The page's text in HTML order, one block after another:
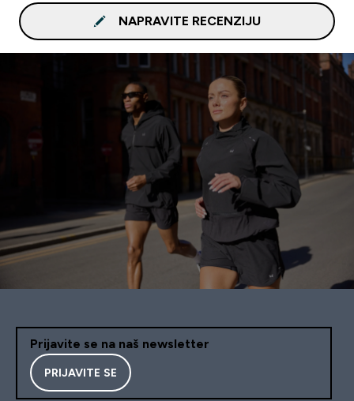
NAPRAVITE RECENZIJU
Prijavite se na naš newsletter
PRIJAVITE SE